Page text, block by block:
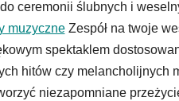
ceremonii ślubnych i
muzyczneZespół na twoje
spektaklem
hitów czy melancholijnych
niezapomniane